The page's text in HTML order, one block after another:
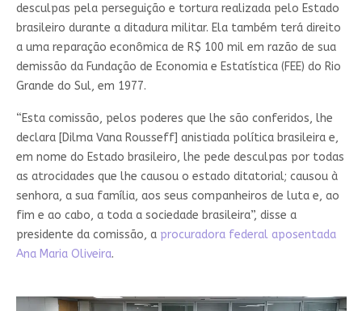
desculpas pela perseguição e tortura realizada pelo Estado
brasileiro durante a ditadura militar. Ela também terá direito
a uma reparação econômica de R$ 100 mil em razão de sua
demissão da Fundação de Economia e Estatística (FEE) do Rio
Grande do Sul, em 1977.
“Esta comissão, pelos poderes que lhe são conferidos, lhe
declara [Dilma Vana Rousseff] anistiada política brasileira e,
em nome do Estado brasileiro, lhe pede desculpas por todas
as atrocidades que lhe causou o estado ditatorial; causou à
senhora, a sua família, aos seus companheiros de luta e, ao
fim e ao cabo, a toda a sociedade brasileira”, disse a
presidente da comissão, a procuradora federal aposentada
Ana Maria Oliveira.